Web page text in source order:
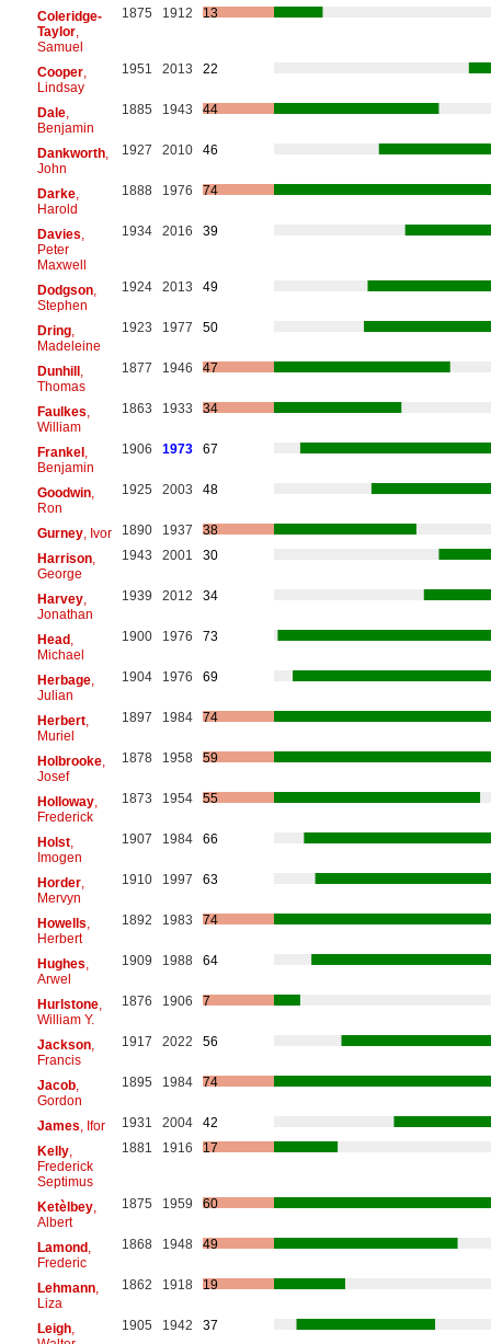
Coleridge-
Taylor,
Samuel
1875 1912 13
Cooper,
Lindsay
1951 2013 22
Dale,
Benjamin
1885 1943 44
Dankworth,
John
1927 2010 46
Darke,
Harold
1888 1976 74
Davies
Peter
Maxwell
1934 2016 39
Dodgson,
Stephen
1924 2013 49
Dring,
Madeleine
1923 1977 50
Dunhill,
Thomas
1877 1946 47
Faulkes
William
1863 1933 34
Frankel,
Benjamin
1906 1973 67
Goodwin,
Ron
1925 2003 48
Gurney, Ivor 1890 1937
38
Harrison,
George
1943 2001 30
Harvey,
Jonathan
1939 2012 34
Head,
Michael
1900 1976 73
Herbage,
Julian
1904 1976 69
Herbert,
Muriel
1897 1984 74
Holbrooke,
Josef
1878 1958 59
Holloway,
Frederick
1873 1954 55
Holst,
Imogen
1907 1984 66
Horder,
Mervyn
1910 1997 63
Howells
Herbert
1892 1983 74
Hughes
Arwel
1909 1988 64
Hurlstone,
William Y.
1876 1906 7
Jackson,
Francis
1917 2022 56
Jacob,
Gordon
1895 1984 74
James , Ifor 1931 2004
42
Kelly,
Frederick
Septimus
1881 1916 17
Ketèlbey,
Albert
1875 1959 60
Lamond,
Frederic
1868 1948 49
Lehmann,
Liza
1862 1918 19
Leigh,
1905 1942 37